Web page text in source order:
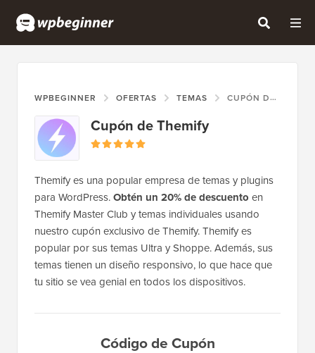
WPBEGINNER OFERTAS TEMAS CUPÓN DE THEMIFY
Cupón de Themify
Themify es una popular empresa de temas y plugins
para WordPress.Obtén un 20% de descuento en
Themify Master Club y temas individuales usando
nuestro cupón exclusivo de Themify. Themify es
popular por sus temas Ultra y Shoppe. Además, sus
temas tienen un diseño responsivo, lo que hace que
tu sitio se vea genial en todos los dispositivos.
Código de Cupón